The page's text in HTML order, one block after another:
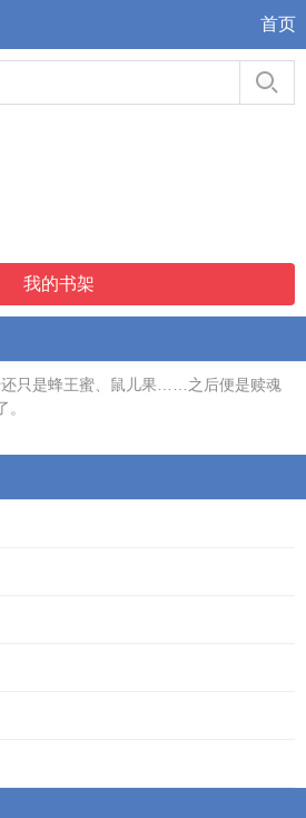
首页
我的书架
还只是蜂王蜜、鼠儿果……之后便是赎魂